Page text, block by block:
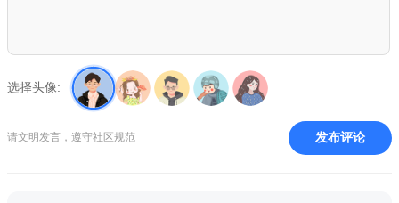
3、我的石器时代小镇中利用你制作的东西与其他人换取食物
或者道具使用。
我的石器时代小镇游戏官方汉化版正式版特别说明
选择头像:
请文明发言，遵守社区规范 发布评论